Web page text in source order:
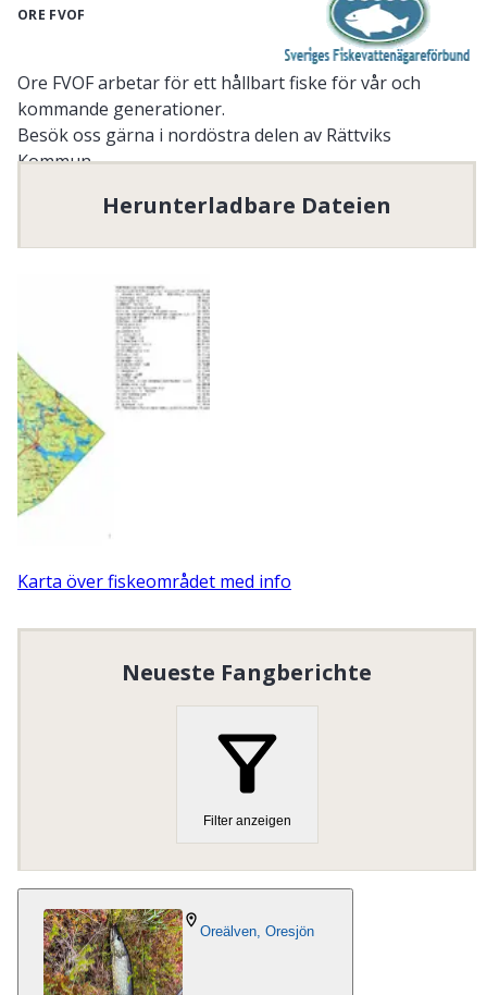
ORE FVOF
Ore FVOF arbetar för ett hållbart fiske för vår och
kommande generationer.
Besök oss gärna i nordöstra delen av Rättviks
Kommun.
Upplev vårt utbud av 67 olika sjöar och tjänar,
Herunterladbare Dateien
Karta över fiskeområdet med info
Neueste Fangberichte
Filter anzeigen
Oreälven, Oresjön